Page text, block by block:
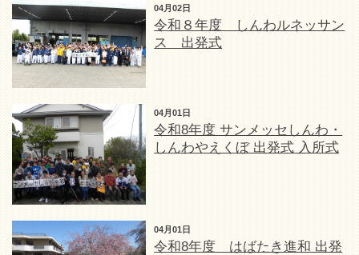
04月02日
令和８年度 しんわルネッサン
ス 出発式
04月01日
令和8年度 サンメッセしんわ・
しんわやえくぼ 出発式 入所式
04月01日
令和8年度 はばたき進和 出発